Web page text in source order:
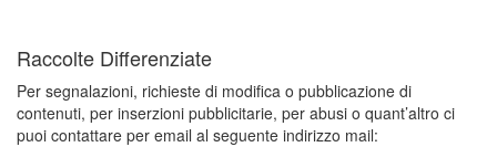
Raccolte Differenziate
Per segnalazioni, richieste di modifica o pubblicazione di
contenuti, per inserzioni pubblicitarie, per abusi o quant’altro ci
puoi contattare per email al seguente indirizzo mail: